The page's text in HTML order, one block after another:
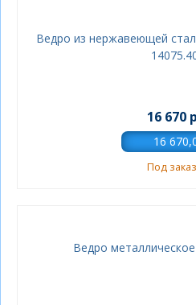
Ведро из нержавеющей
16 670
Под
Ведро